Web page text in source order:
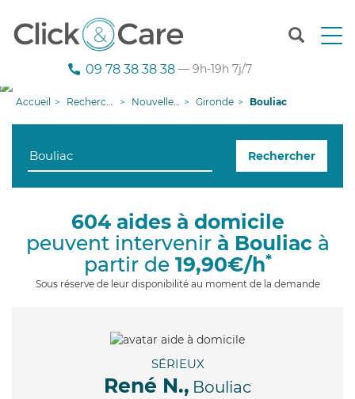
T
n
g
09 78 38 38 38 — 9h-19h 7j/7
Accueil Recherche aide à domicile Nouvelle-Aquitaine Gironde Bouliac
Rechercher
604 aides à domicile
peuvent intervenir à Bouliacà
partir de 19,90€/h*
Sous réserve de leur disponibilité au moment de la demande
SÉRIEUX
René N., Bouliac